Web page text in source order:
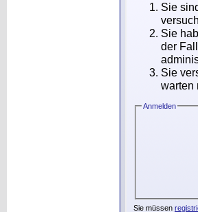
Sie
Sie
der
Sie
warten
Anmelden
Sie müssen